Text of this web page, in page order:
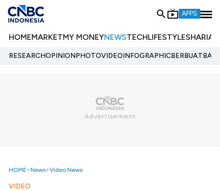
APPS
HOMEMARKETMY MONEYNEWSTECHLIFESTYLESHARIA
RESEARCHOPINIONPHOTOVIDEOINFOGRAPHIC
HOME News Video News
VIDEO